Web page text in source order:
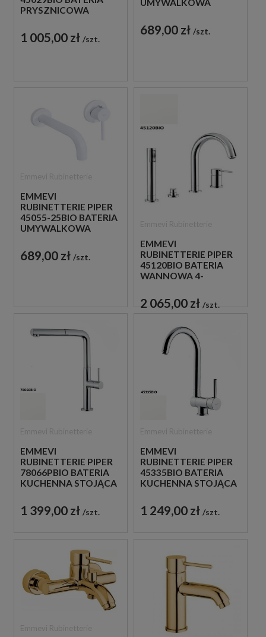
PRYSZNICOWA
DROŻNA
JEDNOUCHWYTOWA
1 005,00 zł szt.
UMYWALKOWA
JEDNOUCHWYTOWA
BIAŁA
689,00 zł szt.
EMMEVI
RUBINETTERIE PIPER
45055-25BIO BATERIA
UMYWALKOWA
JEDNOUCHWYTOWA
BIAŁA
689,00 zł szt.
EMMEVI
RUBINETTERIE PIPER
45120BIO BATERIA
WANNOWA 4-
JEDNOUCHWYTOWA
BIAŁA
2 065,00 zł szt.
EMMEVI
RUBINETTERIE PIPER
78066PBIO BATERIA
KUCHENNA STOJĄCA
BIAŁA
1 399,00 zł szt.
EMMEVI
RUBINETTERIE PIPER
45335BIO BATERIA
KUCHENNA STOJĄCA
BIAŁA
1 249,00 zł szt.